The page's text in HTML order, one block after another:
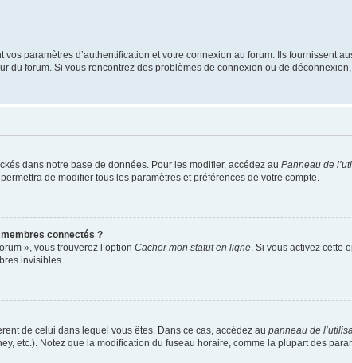
paramètres d’authentification et votre connexion au forum. Ils fournissent
du forum. Si vous rencontrez des problèmes de connexion ou de
dans notre base de données. Pour les modifier, accédez au Panneau de
de modifier tous les paramètres et préférences de votre compte.
connectés ?
», vous trouverez l’option Cacher mon statut en ligne . Si vous activez cette
invisibles.
de celui dans lequel vous êtes. Dans ce cas, accédez au panneau de
etc.). Notez que la modification du fuseau horaire, comme la plupart des